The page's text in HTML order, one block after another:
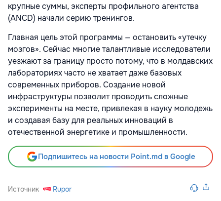
крупные суммы, эксперты профильного агентства
(ANCD) начали серию тренингов.
Главная цель этой программы — остановить «утечку
мозгов». Сейчас многие талантливые исследователи
уезжают за границу просто потому, что в молдавских
лабораториях часто не хватает даже базовых
современных приборов. Создание новой
инфраструктуры позволит проводить сложные
эксперименты на месте, привлекая в науку молодежь
и создавая базу для реальных инноваций в
отечественной энергетике и промышленности.
Подпишитесь на новости Point.md в Google
Источник Rupor